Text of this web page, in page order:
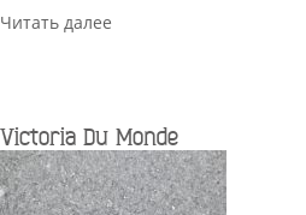
Читать далее
Victoria Du Monde